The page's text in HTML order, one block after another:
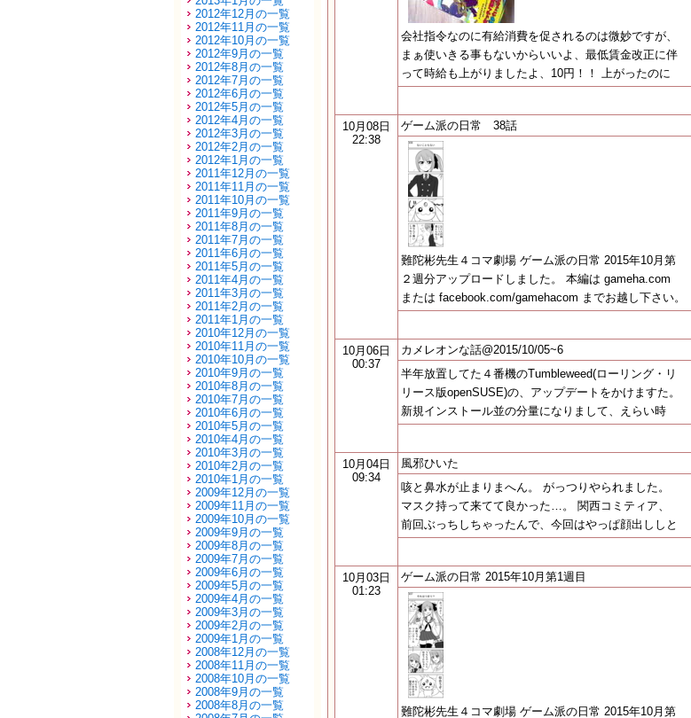
2012年12月の一覧
2012年11月の一覧
2012年10月の一覧
2012年9月の一覧
2012年8月の一覧
2012年7月の一覧
2012年6月の一覧
2012年5月の一覧
2012年4月の一覧
2012年3月の一覧
2012年2月の一覧
2012年1月の一覧
2011年12月の一覧
2011年11月の一覧
2011年10月の一覧
2011年9月の一覧
2011年8月の一覧
2011年7月の一覧
2011年6月の一覧
2011年5月の一覧
2011年4月の一覧
2011年3月の一覧
2011年2月の一覧
2011年1月の一覧
2010年12月の一覧
2010年11月の一覧
2010年10月の一覧
2010年9月の一覧
2010年8月の一覧
2010年7月の一覧
2010年6月の一覧
2010年5月の一覧
2010年4月の一覧
2010年3月の一覧
2010年2月の一覧
2010年1月の一覧
2009年12月の一覧
2009年11月の一覧
2009年10月の一覧
2009年9月の一覧
2009年8月の一覧
2009年7月の一覧
2009年6月の一覧
2009年5月の一覧
2009年4月の一覧
2009年3月の一覧
2009年2月の一覧
2009年1月の一覧
2008年12月の一覧
2008年11月の一覧
2008年10月の一覧
2008年9月の一覧
2008年8月の一覧
会社指令なのに有給消費を促されるのは微妙ですが、
まぁ使いきる事もないからいいよ、最低賃金改正に伴
って時給も上がりましたよ、10円！！ 上がったのに
10月08日
22:38
ゲーム派の日常 38話
難陀彬先生４コマ劇場 ゲーム派の日常 2015年10月第
２週分アップロードしました。 本編は gameha.com
または facebook.com/gamehacom までお越し下さい。
10月06日
00:37
カメレオンな話@2015/10/05~6
半年放置してた４番機のTumbleweed(ローリング・リ
リース版openSUSE)の、アップデートをかけますた。
新規インストール並の分量になりまして、えらい時
10月04日
09:34
風邪ひいた
咳と鼻水が止まりまへん。 がっつりやられました。
マスク持って来てて良かった…。 関西コミティア、
前回ぶっちしちゃったんで、今回はやっぱ顔出ししと
10月03日
01:23
ゲーム派の日常 2015年10月第1週目
難陀彬先生４コマ劇場 ゲーム派の日常 2015年10月第